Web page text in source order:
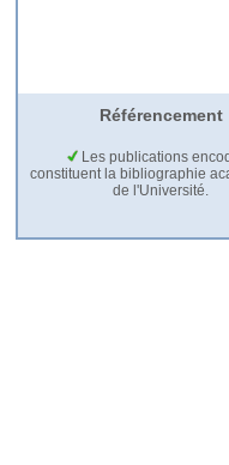
Référencement
Les publications
constituent la bibliographie
de l'Université.